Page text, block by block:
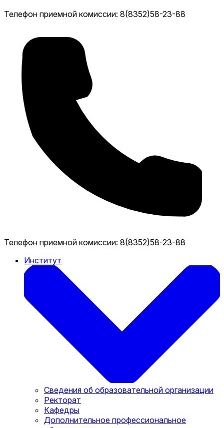
Телефон приемной комиссии: 8(8352)58-23-88
Телефон приемной комиссии: 8(8352)58-23-88
Институт
Сведения об образовательной организации
Ректорат
Кафедры
Дополнительное профессиональное